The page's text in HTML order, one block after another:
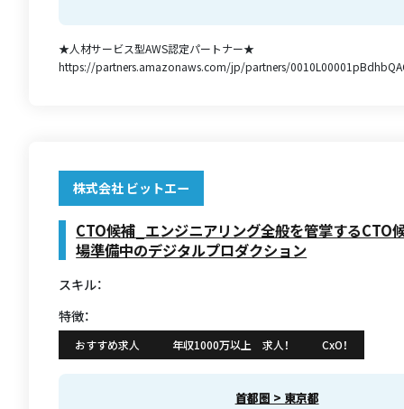
★人材サービス型AWS認定パートナー★
https://partners.amazonaws.com/jp/partners/
株式会社 ビットエー
CTO候補_エンジニアリング全般を管掌するCTO
場準備中のデジタルプロダクション
スキル：
特徴：
おすすめ求人 年収1000万以上 求人！ CxO！
首都圏 > 東京都